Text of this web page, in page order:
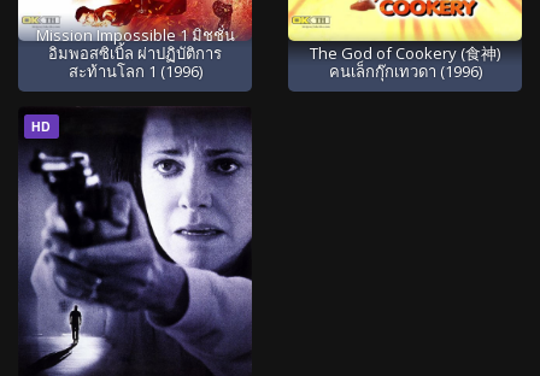
Mission Impossible 1 มิชชั่น
อิมพอสซิเบิ้ล ผ่าปฏิบัติการ
สะท้านโลก 1 (1996)
The God of Cookery (食神)
คนเล็กกุ๊กเทวดา (1996)
HD